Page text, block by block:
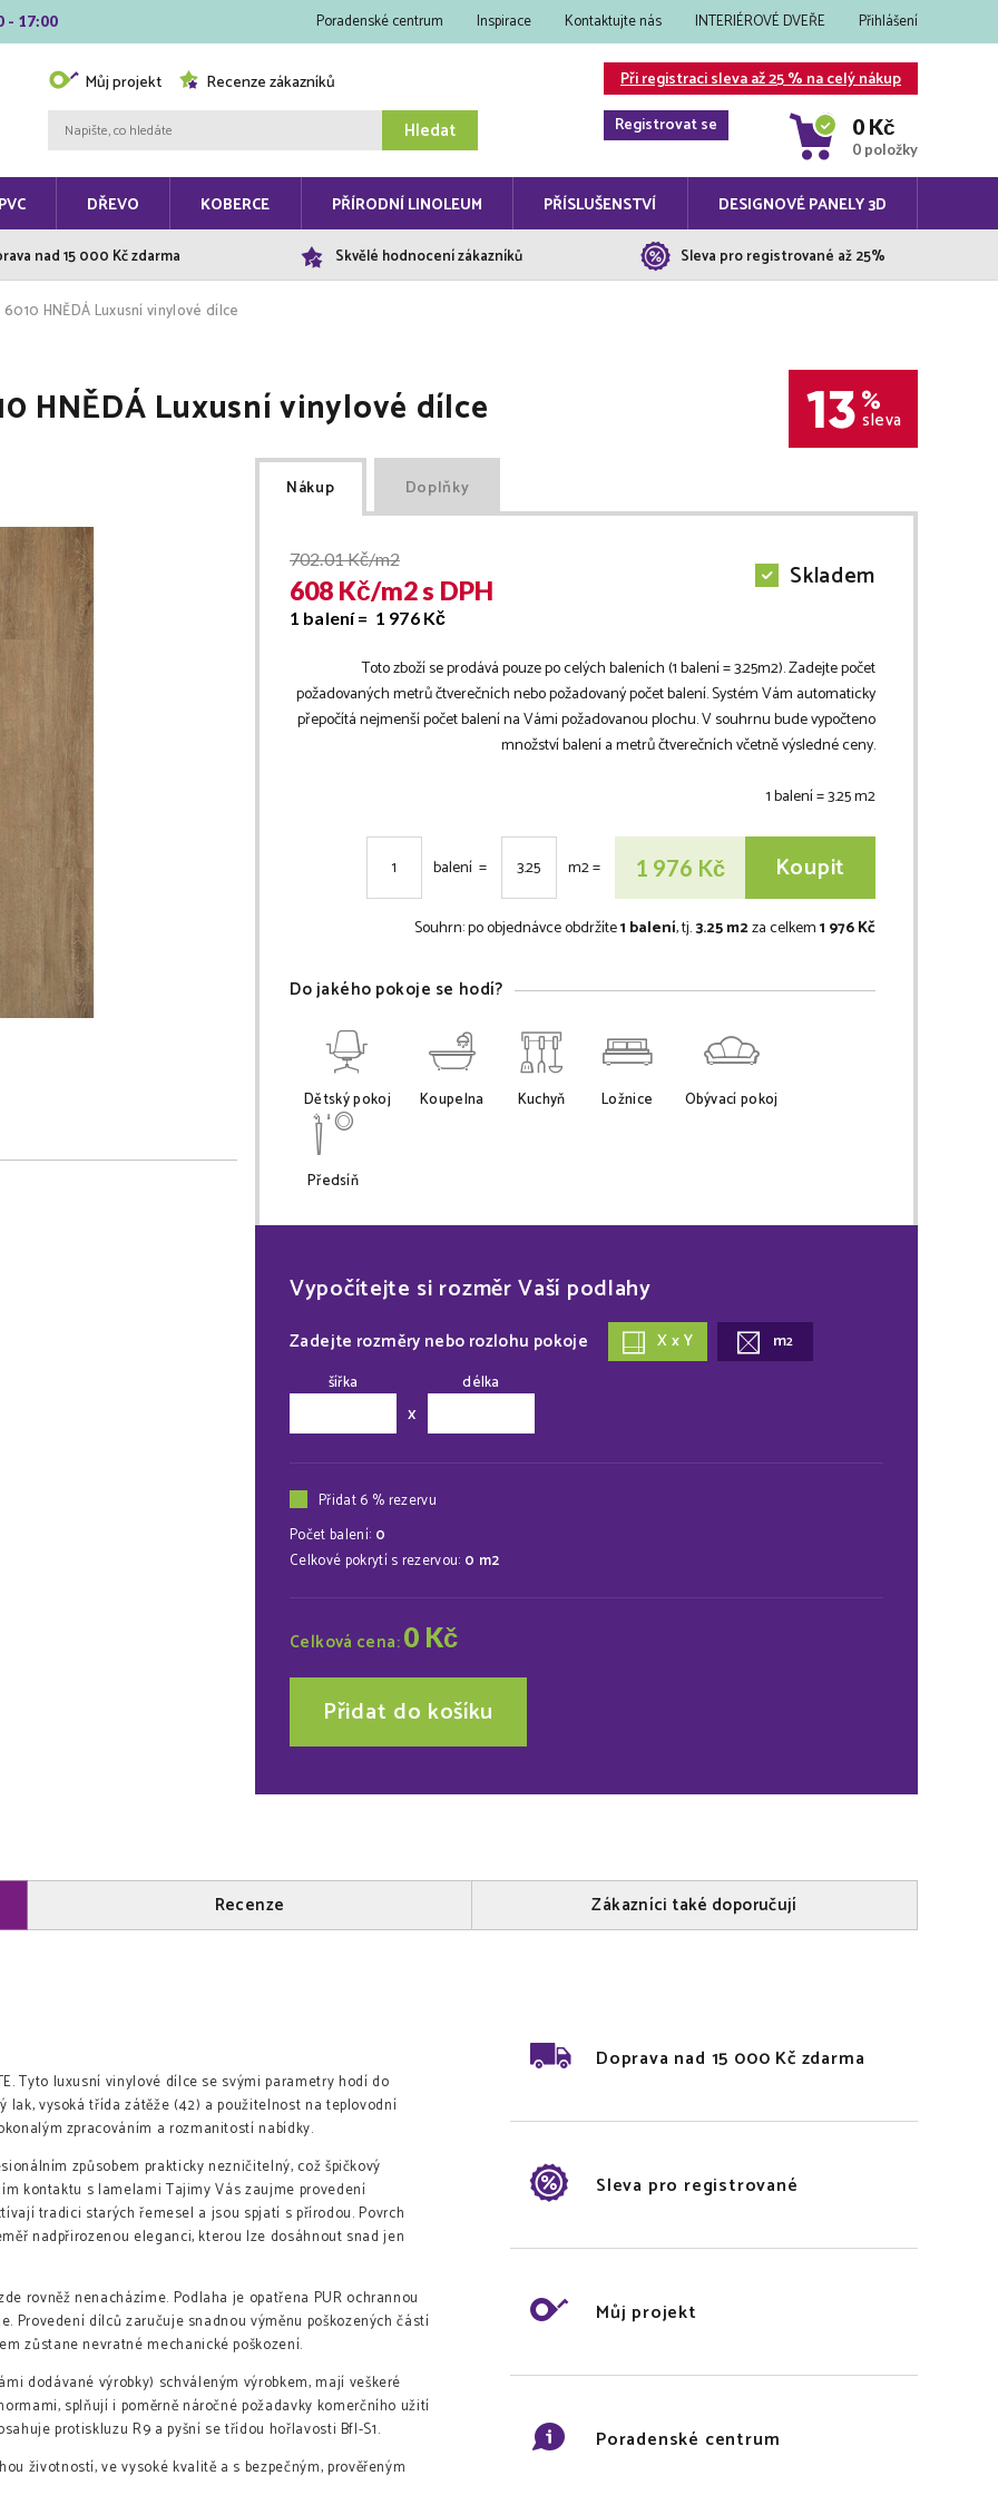
- 17:00 Poradenské centrum Inspirace Kontaktujte nás INTERIÉROVÉ DVEŘE Přihlášení
Můj projekt Recenze zákazníků
Hledat
Při registraci sleva až 25 % na celý nákup
Registrovat se
0 Kč
0 položky
PVC DŘEVO KOBERCE PŘÍRODNÍ LINOLEUM PŘÍSLUŠENSTVÍ DESIGNOVÉ PANELY 3D
nad 15 000 Kč zdarma Skvělé hodnocení zákazníků Sleva pro registrované až 25%
HNĚDÁ Luxusní vinylové dílce
HNĚDÁ Luxusní vinylové dílce 13 %
sleva
Nákup Doplňky
702.01Kč/m2
608 Kč/m2s DPH
1 balení = 1 976Kč
Skladem
Toto zboží se prodává pouze po celých baleních (1 balení =3.25m2). Zadejte počet
požadovaných metrů čtverečních nebo požadovaný počet balení. Systém Vám automaticky
přepočítá nejmenší počet balení na Vámi požadovanou plochu. V souhrnu bude vypočteno
množství balení a metrů čtverečních včetně výsledné ceny.
1 balení =3.25m2
balení = m2= 1 976 Kč Koupit
Souhrn:po objednávce obdržíte1 balení, tj.3.25 m2za celkem1 976 Kč
Do jakého pokoje se hodí?
Dětský pokoj Koupelna Kuchyň Ložnice Obývací pokoj
Předsíň
Vypočítejte si rozměr Vaší podlahy
Zadejte rozměry nebo rozlohu pokoje X x Y m2
šířka
x
délka
Přidat 6 % rezervu
Počet balení: 0
Celkové pokrytí s rezervou: 0 m2
Celková cena:0 Kč
Přidat do košíku
Recenze Zákazníci také doporučují
Tyto luxusní vinylové dílce se svými parametry hodí do
lak, vysoká třída zátěže (42) a použitelnost na teplovodní
zpracováním a rozmanitostí nabídky.
způsobem prakticky nezničitelný, což špičkový
kontaktu s lamelami Tajimy Vás zaujme provedení
tradici starých řemesel a jsou spjatí s přírodou. Povrch
nadpřirozenou eleganci, kterou lze dosáhnout snad jen
rovněž nenacházíme. Podlaha je opatřena PUR ochrannou
Provedení dílců zaručuje snadnou výměnu poškozených částí
zůstane nevratné mechanické poškození.
dodávané výrobky) schváleným výrobkem, mají veškeré
splňují i poměrně náročné požadavky komerčního užití
protiskluzu R9 a pyšní se třídou hořlavosti Bfl-S1.
životností, ve vysoké kvalitě a s bezpečným, prověřeným
Doprava nad 15 000 Kč zdarma
Sleva pro registrované
Můj projekt
Poradenské centrum